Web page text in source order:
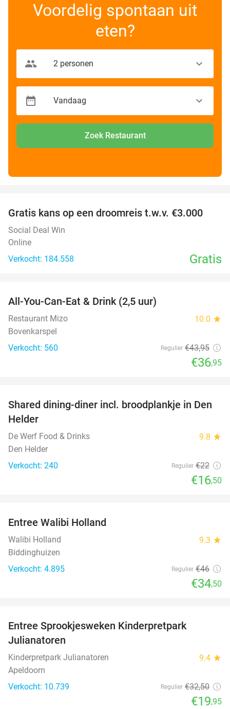
Voordelig spontaan uit
eten?
Zoek Restaurant
Gratis kans op een droomreis t.w.v. €3.000
Social Deal Win
Online
Verkocht: 184.558
Gratis
All-You-Can-Eat & Drink (2,5 uur)
Restaurant Mizo 10.0 star
Bovenkarspel
Verkocht: 560
Regulier €43,95
€36,95
25%
Shared dining-diner incl. broodplankje in Den
Helder
De Werf Food & Drinks 9.8 star
Den Helder
Verkocht: 240
Regulier €22
€16,50
Entree Walibi Holland
Walibi Holland 9.3 star
Biddinghuizen
Verkocht: 4.895
Regulier €46
€34,50
Entree Sprookjesweken Kinderpretpark
Julianatoren
Kinderpretpark Julianatoren 9.4 star
Apeldoorn
Verkocht: 10.739
Regulier €32,50
€19,95